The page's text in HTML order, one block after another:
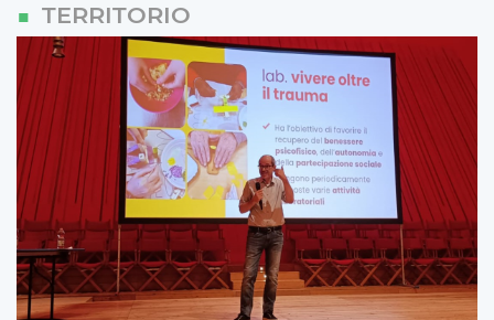
TERRITORIO